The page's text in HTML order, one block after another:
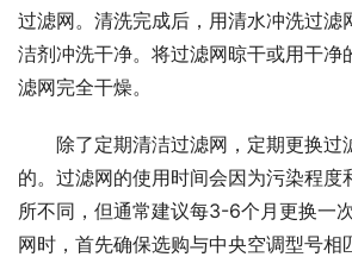
过滤网。清洗完成后，用清水冲洗过滤
洁剂冲洗干净。将过滤网晾干或用干净
滤网完全干燥。
除了定期清洁过滤网，定期更换过
的。过滤网的使用时间会因为污染程度
所不同，但通常建议每3-6个月更换一
网时，首先确保选购与中央空调型号相